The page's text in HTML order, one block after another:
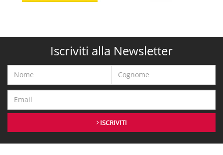
Iscriviti alla Newsletter
ISCRIVITI